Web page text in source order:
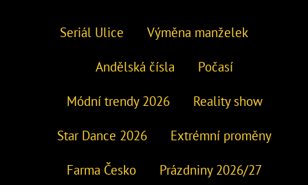
Seriál Ulice Výměna manželek
Andělská čísla Počasí
Módní trendy 2026 Reality show
Star Dance 2026 Extrémní proměny
Farma Česko Prázdniny 2026/27